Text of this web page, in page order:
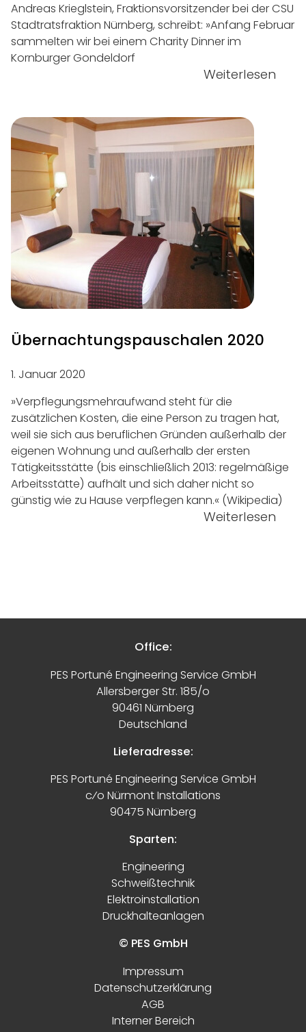
Andreas Krieglstein, Fraktionsvorsitzender bei der CSU
Stadtratsfraktion Nürnberg, schreibt: »Anfang Februar
sammelten wir bei einem Charity Dinner im
Kornburger Gondeldorf
Weiterlesen
Übernachtungs­pauschalen 2020
1. Januar 2020
»Verpflegungsmehraufwand steht für die
zusätzlichen Kosten, die eine Person zu tragen hat,
weil sie sich aus beruflichen Gründen außerhalb der
eigenen Wohnung und außerhalb der ersten
Tätigkeitsstätte (bis einschließlich 2013: regelmäßige
Arbeitsstätte) aufhält und sich daher nicht so
günstig wie zu Hause verpflegen kann.« (Wikipedia)
Weiterlesen
Office:
PES Portuné Engineering Service GmbH
Allersberger Str. 185/o
90461 Nürnberg
Deutschland
Lieferadresse:
PES Portuné Engineering Service GmbH
c⁄o Nürmont Installations
90475 Nürnberg
Sparten:
Engineering
Schweißtechnik
Elektroinstallation
Druckhalteanlagen
© PES GmbH
Impressum
Datenschutzerklärung
AGB
Interner Bereich